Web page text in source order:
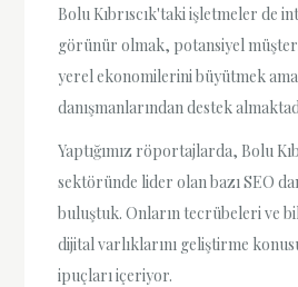
Bolu Kıbrıscık'taki işletmeler de
görünür olmak, potansiyel
yerel ekonomilerini büyütmek
danışmanlarından destek
Yaptığımız röportajlarda, Bolu
sektöründe lider olan bazı SEO
buluştuk. Onların tecrübeleri ve
dijital varlıklarını geliştirme
ipuçları içeriyor.